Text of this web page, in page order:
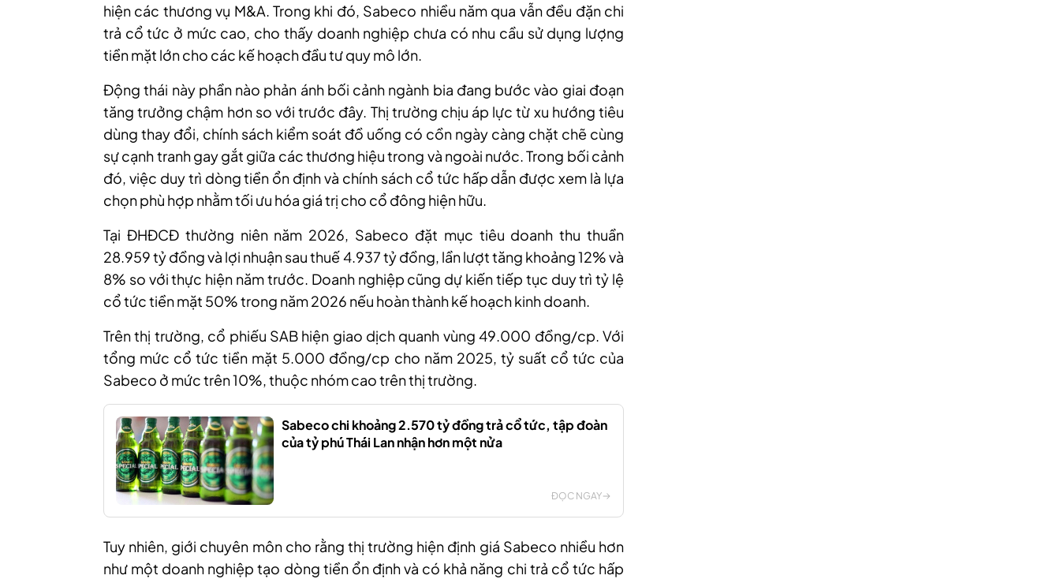
hiện các thương vụ M&A. Trong khi đó, Sabeco nhiều năm qua vẫn đều đặn chi
trả cổ tức ở mức cao, cho thấy doanh nghiệp chưa có nhu cầu sử dụng lượng
tiền mặt lớn cho các kế hoạch đầu tư quy mô lớn.
Động thái này phần nào phản ánh bối cảnh ngành bia đang bước vào giai đoạn
tăng trưởng chậm hơn so với trước đây. Thị trường chịu áp lực từ xu hướng tiêu
dùng thay đổi, chính sách kiểm soát đồ uống có cồn ngày càng chặt chẽ cùng
sự cạnh tranh gay gắt giữa các thương hiệu trong và ngoài nước. Trong bối cảnh
đó, việc duy trì dòng tiền ổn định và chính sách cổ tức hấp dẫn được xem là lựa
chọn phù hợp nhằm tối ưu hóa giá trị cho cổ đông hiện hữu.
Tại ĐHĐCĐ thường niên năm 2026, Sabeco đặt mục tiêu doanh thu thuần
28.959 tỷ đồng và lợi nhuận sau thuế 4.937 tỷ đồng, lần lượt tăng khoảng 12% và
8% so với thực hiện năm trước. Doanh nghiệp cũng dự kiến tiếp tục duy trì tỷ lệ
cổ tức tiền mặt 50% trong năm 2026 nếu hoàn thành kế hoạch kinh doanh.
Trên thị trường, cổ phiếu SAB hiện giao dịch quanh vùng 49.000 đồng/cp. Với
tổng mức cổ tức tiền mặt 5.000 đồng/cp cho năm 2025, tỷ suất cổ tức của
Sabeco ở mức trên 10%, thuộc nhóm cao trên thị trường.
Sabeco chi khoảng 2.570 tỷ đồng trả cổ tức, tập đoàn
của tỷ phú Thái Lan nhận hơn một nửa
ĐỌC NGAY
Tuy nhiên, giới chuyên môn cho rằng thị trường hiện định giá Sabeco nhiều hơn
như một doanh nghiệp tạo dòng tiền ổn định và có khả năng chi trả cổ tức hấp